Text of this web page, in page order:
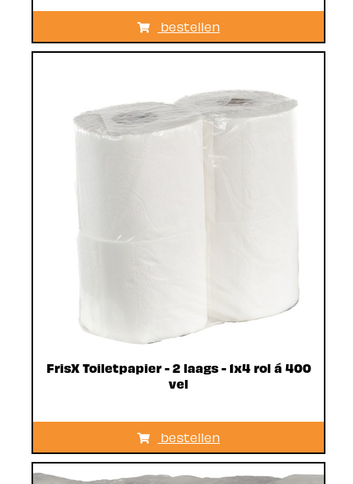
bestellen
FrisX Toiletpapier - 2 laags - 1x4 rol á 400
vel
bestellen